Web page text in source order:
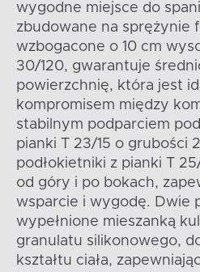
wygodne miejsce do
zbudowane na sprężynie
wzbogacone o 10 cm
30/120, gwarantuje
powierzchnię, która jest
kompromisem między
stabilnym podparciem
pianki T 23/15 o grubości
podłokietniki z pianki T
od góry i po bokach,
wsparcie i wygodę. Dwie
wypełnione mieszanką
granulatu silikonowego,
kształtu ciała,